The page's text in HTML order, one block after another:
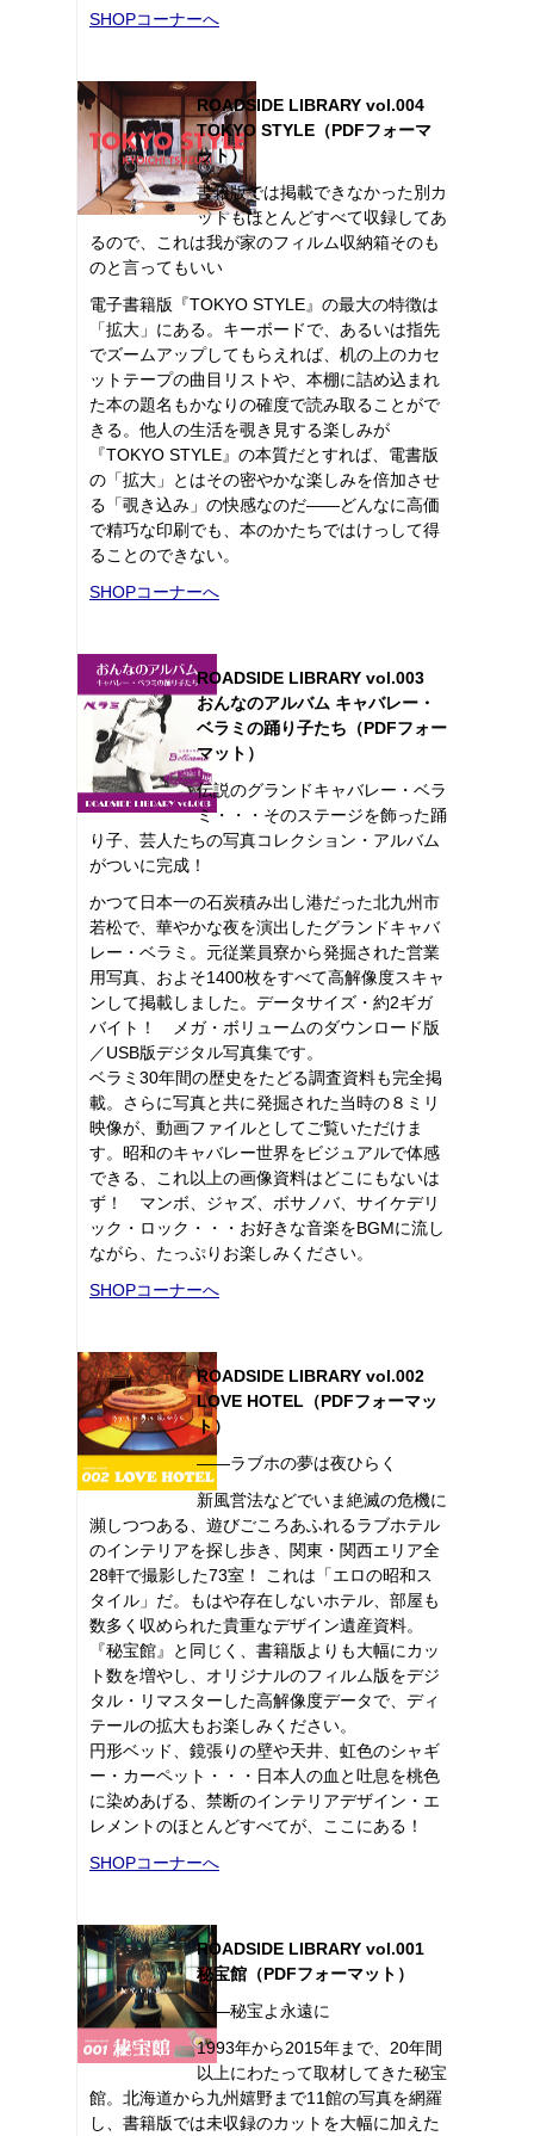
SHOPコーナーへ
ROADSIDE LIBRARY vol.004
TOKYO STYLE（PDFフォーマ
ット）
書籍版では掲載できなかった別カ
ットもほとんどすべて収録してあ
るので、これは我が家のフィルム収納箱そのも
のと言ってもいい
電子書籍版『TOKYO STYLE』の最大の特徴は
「拡大」にある。キーボードで、あるいは指先
でズームアップしてもらえれば、机の上のカセ
ットテープの曲目リストや、本棚に詰め込まれ
た本の題名もかなりの確度で読み取ることがで
きる。他人の生活を覗き見する楽しみが
『TOKYO STYLE』の本質だとすれば、電書版
の「拡大」とはその密やかな楽しみを倍加させ
る「覗き込み」の快感なのだ――どんなに高価
で精巧な印刷でも、本のかたちではけっして得
ることのできない。
SHOPコーナーへ
ROADSIDE LIBRARY vol.003
おんなのアルバム キャバレー・
ベラミの踊り子たち（PDFフォー
マット）
伝説のグランドキャバレー・ベラ
ミ・・・そのステージを飾った踊
り子、芸人たちの写真コレクション・アルバム
がついに完成！
かつて日本一の石炭積み出し港だった北九州市
若松で、華やかな夜を演出したグランドキャバ
レー・ベラミ。元従業員寮から発掘された営業
用写真、およそ1400枚をすべて高解像度スキャ
ンして掲載しました。データサイズ・約2ギガ
バイト！ メガ・ボリュームのダウンロード版
／USB版デジタル写真集です。
ベラミ30年間の歴史をたどる調査資料も完全掲
載。さらに写真と共に発掘された当時の８ミリ
映像が、動画ファイルとしてご覧いただけま
す。昭和のキャバレー世界をビジュアルで体感
できる、これ以上の画像資料はどこにもないは
ず！ マンボ、ジャズ、ボサノバ、サイケデリ
ック・ロック・・・お好きな音楽をBGMに流し
ながら、たっぷりお楽しみください。
SHOPコーナーへ
ROADSIDE LIBRARY vol.002
LOVE HOTEL（PDFフォーマッ
ト）
――ラブホの夢は夜ひらく
新風営法などでいま絶滅の危機に
瀕しつつある、遊びごころあふれるラブホテル
のインテリアを探し歩き、関東・関西エリア全
28軒で撮影した73室！ これは「エロの昭和ス
タイル」だ。もはや存在しないホテル、部屋も
数多く収められた貴重なデザイン遺産資料。
『秘宝館』と同じく、書籍版よりも大幅にカッ
ト数を増やし、オリジナルのフィルム版をデジ
タル・リマスターした高解像度データで、ディ
テールの拡大もお楽しみください。
円形ベッド、鏡張りの壁や天井、虹色のシャギ
ー・カーペット・・・日本人の血と吐息を桃色
に染めあげる、禁断のインテリアデザイン・エ
レメントのほとんどすべてが、ここにある！
SHOPコーナーへ
ROADSIDE LIBRARY vol.001
秘宝館（PDFフォーマット）
――秘宝よ永遠に
1993年から2015年まで、20年間
以上にわたって取材してきた秘宝
館。北海道から九州嬉野まで11館の写真を網羅
し、書籍版では未収録のカットを大幅に加えた